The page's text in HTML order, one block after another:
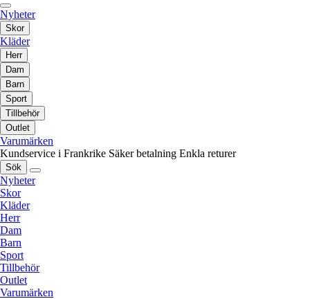
Nyheter
Skor
Kläder
Herr
Dam
Barn
Sport
Tillbehör
Outlet
Varumärken
Kundservice i Frankrike Säker betalning Enkla returer
Sök
Nyheter
Skor
Kläder
Herr
Dam
Barn
Sport
Tillbehör
Outlet
Varumärken